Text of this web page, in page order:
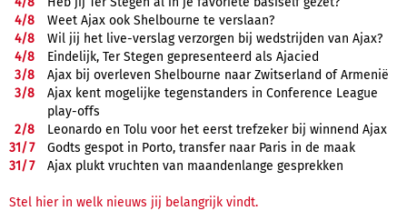
4/8
Weet Ajax ook Shelbourne te verslaan?
4/8
Wil jij het live-verslag verzorgen bij wedstrijden van Ajax?
4/8
Eindelijk, Ter Stegen gepresenteerd als Ajacied
3/8
Ajax bij overleven Shelbourne naar Zwitserland of Armenië
3/8
Ajax kent mogelijke tegenstanders in Conference League
play-offs
2/8
Leonardo en Tolu voor het eerst trefzeker bij winnend Ajax
31/7
Godts gespot in Porto, transfer naar Paris in de maak
31/7 Ajax plukt vruchten van maandenlange gesprekken
Stel hier in welk nieuws jij belangrijk vindt.